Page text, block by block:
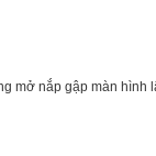
mở nắp gập màn hình